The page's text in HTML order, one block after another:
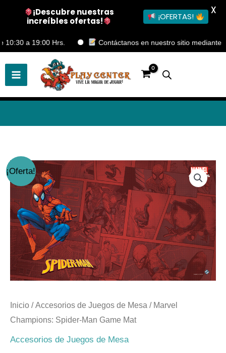
a 19:00 Hrs. Contáctanos en nuestro sitio mediante
al
contenido
¡Oferta!
Inicio /Accesorios de Juegos de Mesa / Marvel
Champions: Spider-Man Game Mat
Accesorios de Juegos de Mesa
El
precio
original
era:
$19.990.
El
precio
actual
es:
$17.990.
¡Descubre nuestras
increíbles ofertas!
¡OFERTAS!
X